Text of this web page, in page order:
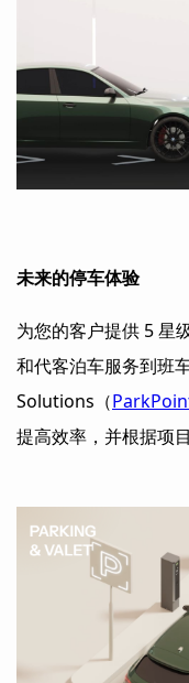
未来的停车体验
为您的客户提供 5 星
和代客泊车服务到班
Solutions（
提高效率，并根据项